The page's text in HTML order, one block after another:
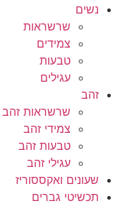
נשים
שרשראות
צמידים
טבעות
עגילים
זהב
שרשראות זהב
צמידי זהב
טבעות זהב
עגילי זהב
שעונים ואקססוריז
תכשיטי גברים